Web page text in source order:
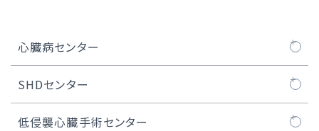
心臓病センター
心臓病センターについて
医師紹介
SHDセンター
SHDセンターについて
低侵襲心臓手術センター